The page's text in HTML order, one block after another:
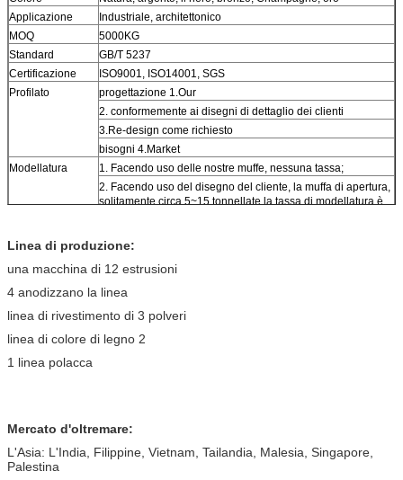
Applicazione
Industriale, architettonico
MOQ
5000KG
Standard
GB/T 5237
Certificazione
ISO9001, ISO14001, SGS
Profilato
progettazione 1.Our
2. conformemente ai disegni di dettaglio dei clienti
3.Re-design come richiesto
bisogni 4.Market
Modellatura
1. Facendo uso delle nostre muffe, nessuna tassa;
2. Facendo uso del disegno del cliente, la muffa di apertura,
solitamente circa 5~15 tonnellate la tassa di modellatura è
Linea di produzione:
una macchina di 12 estrusioni
4 anodizzano la linea
linea di rivestimento di 3 polveri
linea di colore di legno 2
1 linea polacca
Mercato d'oltremare:
L'Asia: L'India, Filippine, Vietnam, Tailandia, Malesia, Singapore,
Palestina